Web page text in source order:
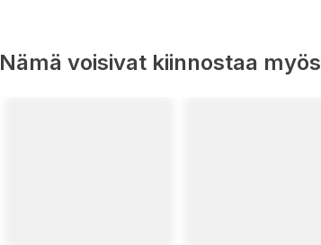
Nämä voisivat kiinnostaa myös